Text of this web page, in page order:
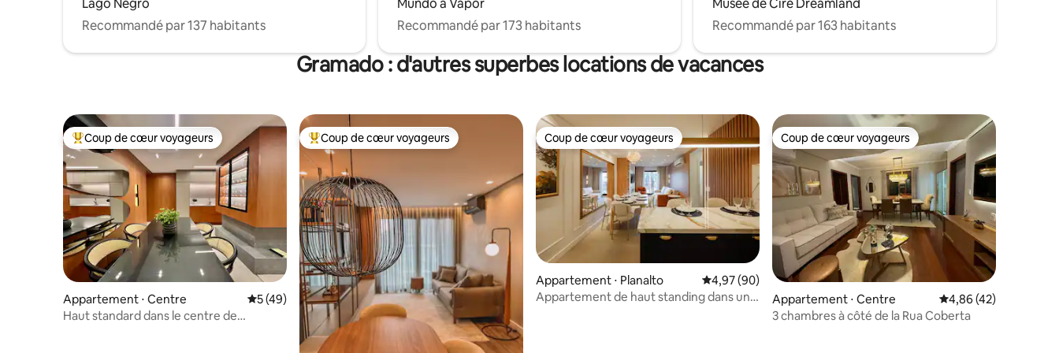
Lago Negro
Recommandé par 137 habitants
Mundo a Vapor
Recommandé par 173 habitants
Musée de Cire Dreamland
Recommandé par 163 habitants
Gramado : d'autres superbes locations de vacances
Coups de cœur voyageurs les plus appréciés
Coup de cœur voyageurs
Appartement ⋅ Centre Évaluation moyenne sur la base de 49 commentaires : 5 sur 5
5 (49)
Haut standard dans le centre de
Coups de cœur voyageurs les plus appréciés
Coup de cœur voyageurs Coup de cœur voyageurs
Coup de cœur voyageurs
Appartement ⋅ Planalto Évaluation moyenne sur la base de 90 commentaires : 4,97 sur 5
4,97 (90)
Appartement de haut standing dans un
Coup de cœur voyageurs
Coup de cœur voyageurs
Appartement ⋅ Centre Évaluation moyenne
4,86 (42)
3 chambres à côté de la Rua Coberta